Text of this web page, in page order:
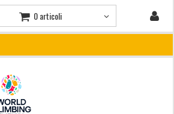
0 articoli